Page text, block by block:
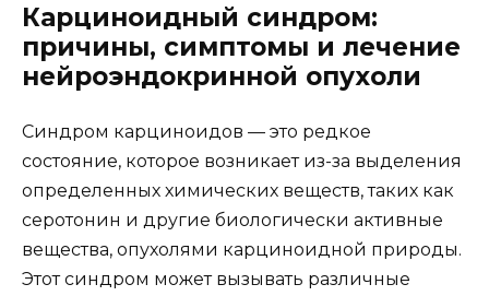
Карциноидный синдром:
причины, симптомы и лечение
нейроэндокринной опухоли
Синдром карциноидов — это редкое
состояние, которое возникает из-за выделения
определенных химических веществ, таких как
серотонин и другие биологически активные
вещества, опухолями карциноидной природы.
Этот синдром может вызывать различные